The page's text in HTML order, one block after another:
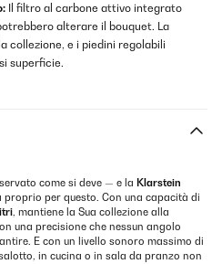
Il filtro al carbone attivo integrato
alterare il bouquet. La
collezione, e i piedini regolabili
superficie.
come si deve — e la Klarstein
proprio per questo. Con una capacità di
, mantiene la Sua collezione alla
una precisione che nessun angolo
E con un livello sonoro massimo di
in cucina o in sala da pranzo non